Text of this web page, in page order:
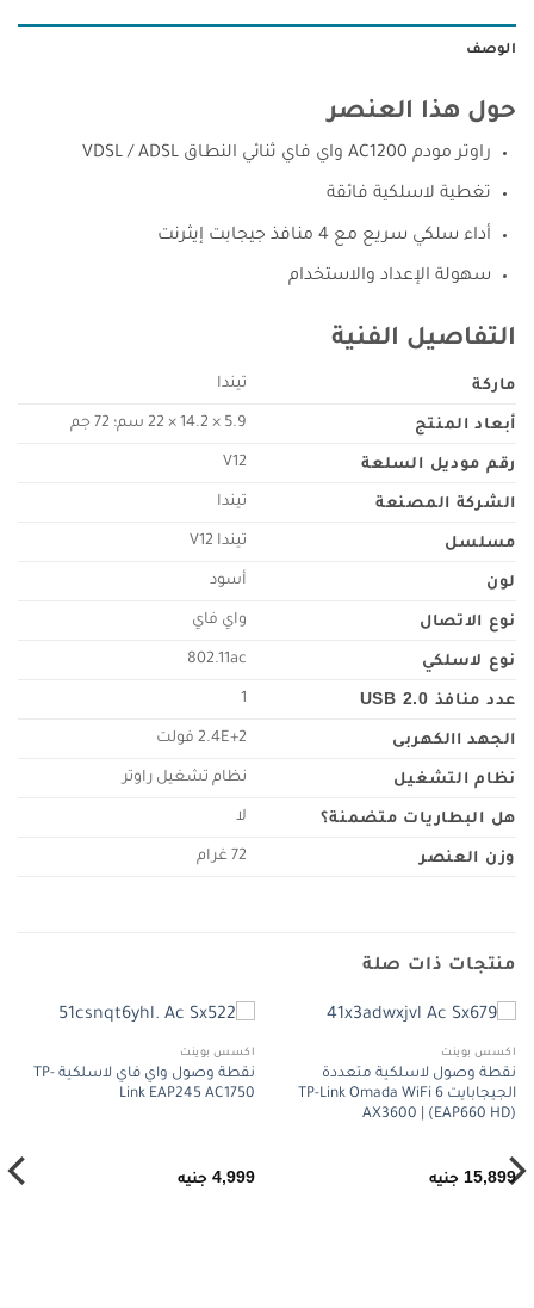
الوصف
حول هذا العنصر
راوتر مودم AC1200 واي فاي ثنائي النطاق VDSL / ADSL
تغطية لاسلكية فائقة
أداء سلكي سريع مع 4 منافذ جيجابت إيثرنت
سهولة الإعداد والاستخدام
التفاصيل الفنية
ماركة
أبعاد المنتج ‎22 × 14.2 × 5.9 سم؛ 72 جم
رقم موديل السلعة ‎V12
الشركة المصنعة
مسلسل
لون
نوع الاتصال
نوع لاسلكي ‎802.11ac
عدد منافذ USB 2.0 ‎1
الجهد االكهربى ‎2.4E+2 فولت
نظام التشغيل
هل البطاريات متضمنة؟
وزن العنصر ‎72 غرام
منتجات ذات صلة
اكسس بوينت
نقطة وصول لاسلكية متعددة
الجيجابايت TP-Link Omada WiFi 6
AX3600 | (EAP660 HD)
15,899 جنيه
اكسس بوينت
نقطة وصول واي فاي لاسلكية TP-
Link EAP245 AC1750
4,999 جنيه